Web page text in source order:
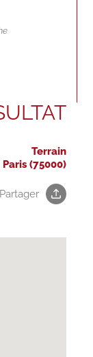
Terrain
Paris (75000)
Partager